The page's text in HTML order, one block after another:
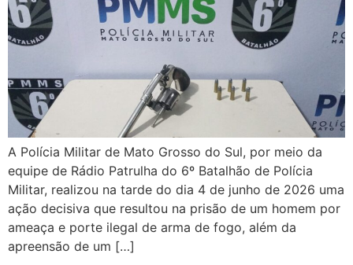
A Polícia Militar de Mato Grosso do Sul, por meio da
equipe de Rádio Patrulha do 6º Batalhão de Polícia
Militar, realizou na tarde do dia 4 de junho de 2026 uma
ação decisiva que resultou na prisão de um homem por
ameaça e porte ilegal de arma de fogo, além da
apreensão de um […]